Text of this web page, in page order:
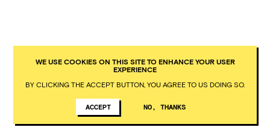
WE USE COOKIES ON THIS SITE TO ENHANCE YOUR USER
EXPERIENCE
BY CLICKING THE ACCEPT BUTTON, YOU AGREE TO US DOING SO.
ACCEPT NO, THANKS